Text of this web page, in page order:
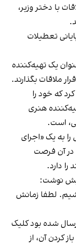
با دختر وزیر،
تعطیلات
یک تهیه‌کننده
ملاقات بگذارند.
که خود را
هنری
است.
به یک «اجرای
در آن فرصت
دارد.
نوشت:
لطفا زمانش
شده بود کلیک
کردن آن، از